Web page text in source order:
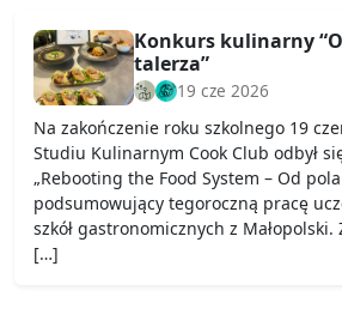
Konkurs kulinarny
talerza”
19 cze 2026
Na zakończenie roku szkolnego 19
Studiu Kulinarnym Cook Club odbył
„Rebooting the Food System – Od
podsumowujący tegoroczną pracę
szkół gastronomicznych z Małopolski.
[…]